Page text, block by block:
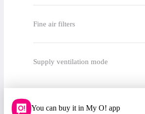
Fine air filters
Supply ventilation mode
You can buy it in My O! app